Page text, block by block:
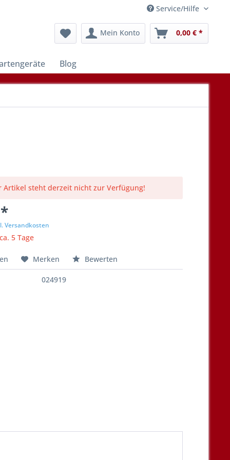
Service/Hilfe
Mein Konto 0,00 € *
Blog
Artikel steht derzeit nicht zur Verfügung!
Versandkosten
5 Tage
Merken Bewerten
024919